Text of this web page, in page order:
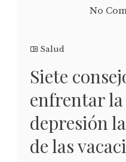
No
Salud
Siete
enfrentar la
depresión
de las